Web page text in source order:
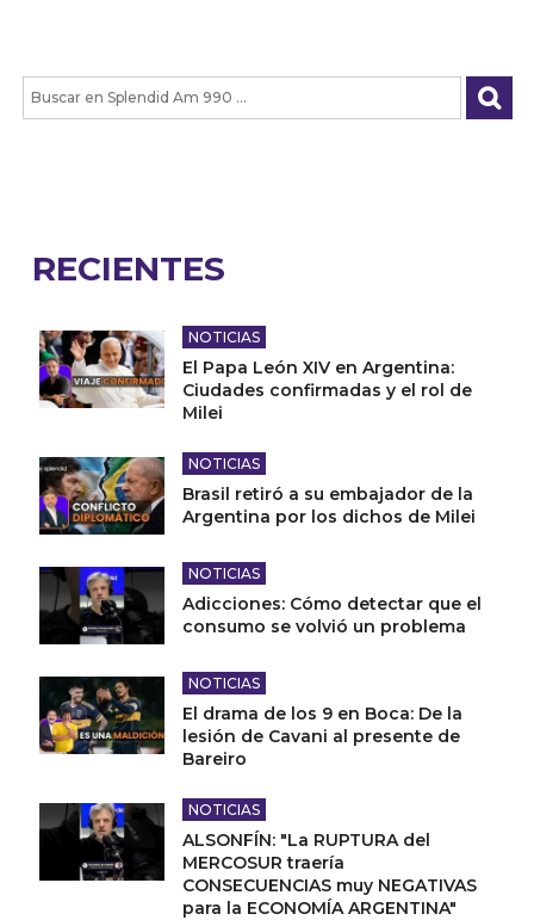
RECIENTES
NOTICIAS
El Papa León XIV en Argentina:
Ciudades confirmadas y el rol de
Milei
NOTICIAS
Brasil retiró a su embajador de la
Argentina por los dichos de Milei
NOTICIAS
Adicciones: Cómo detectar que el
consumo se volvió un problema
NOTICIAS
El drama de los 9 en Boca: De la
lesión de Cavani al presente de
Bareiro
NOTICIAS
ALSONFÍN: "La RUPTURA del
MERCOSUR traería
CONSECUENCIAS muy NEGATIVAS
para la ECONOMÍA ARGENTINA"